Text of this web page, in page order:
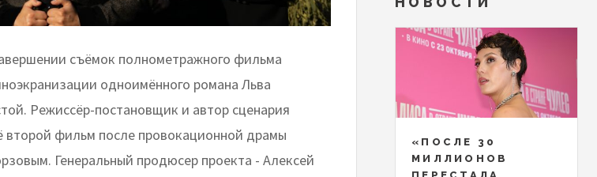
съёмок полнометражного фильма
одноимённого романа Льва
Режиссёр-постановщик и автор сценария
второй фильм после провокационной драмы
Генеральный продюсер проекта - Алексей
«ПОСЛЕ 30
МИЛЛИОНОВ